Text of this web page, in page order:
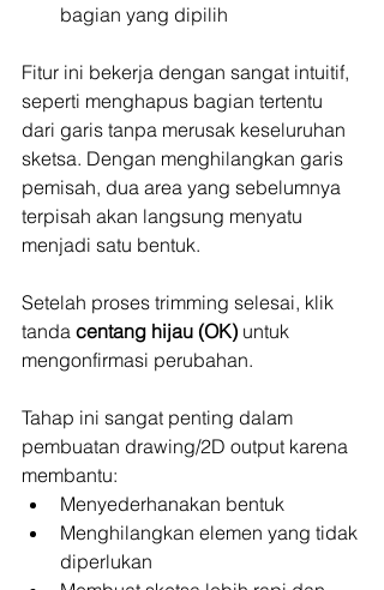
bagian yang dipilih
Fitur ini bekerja dengan sangat intuitif,
seperti menghapus bagian tertentu
dari garis tanpa merusak keseluruhan
sketsa. Dengan menghilangkan garis
pemisah, dua area yang sebelumnya
terpisah akan langsung menyatu
menjadi satu bentuk.
Setelah proses trimming selesai, klik
tanda centang hijau (OK) untuk
mengonfirmasi perubahan.
Tahap ini sangat penting dalam
pembuatan drawing/2D output karena
membantu:
Menyederhanakan bentuk
Menghilangkan elemen yang tidak
diperlukan